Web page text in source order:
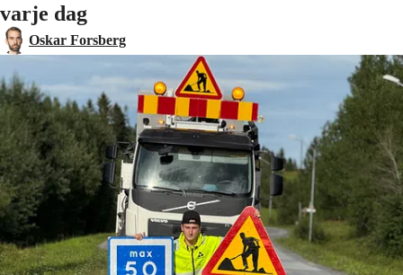
varje dag
Oskar Forsberg